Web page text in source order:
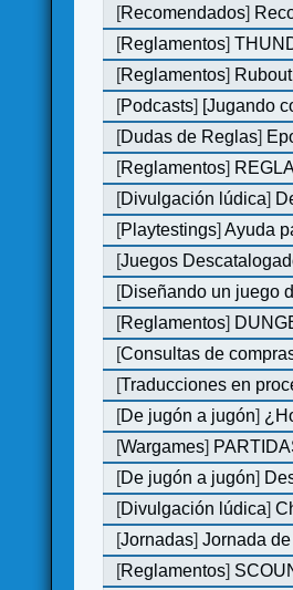
[Recomendados]
[Reglamentos]
[Reglamentos]
[Podcasts] [Jugando
[Dudas de Reglas]
[Reglamentos]
[Divulgación lúdica]
[Playtestings]Ayuda
[Juegos
[Diseñando un juego
[Reglamentos]
[Consultas de
[Traducciones en
[De jugón a jugón]
[Wargames]
[De jugón a jugón]
[Divulgación lúdica]
[Jornadas]Jornada
[Reglamentos]